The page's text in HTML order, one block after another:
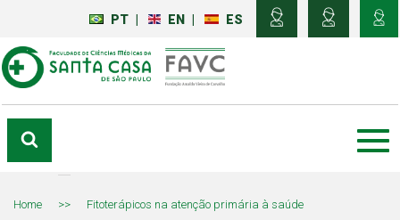
PT EN ES
Home >> Fitoterápicos na atenção primária à saúde